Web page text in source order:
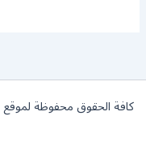
كافة الحقوق محفوظة لموقع